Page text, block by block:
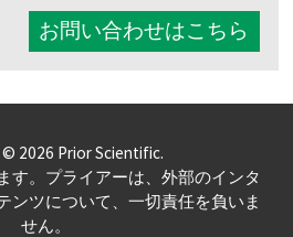
お問い合わせはこちら
2026 Prior Scientific.
す。プライアーは、外部のインタ
ンツについて、一切責任を負いま
せん。